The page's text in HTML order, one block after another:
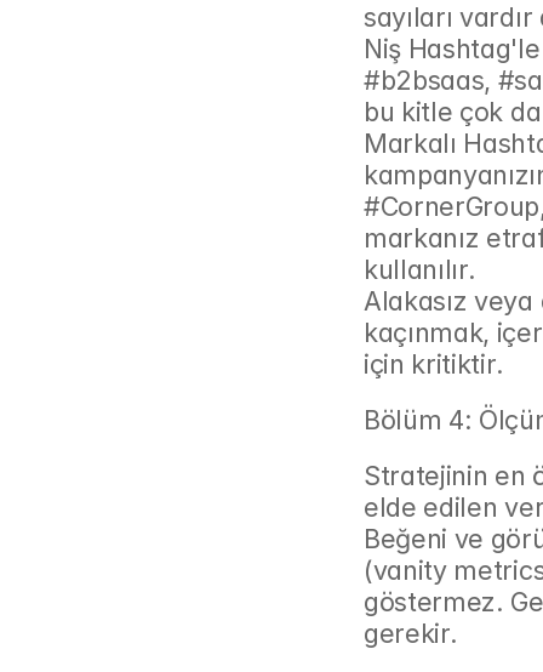
sayıları
Niş
#b2bsaas,
bu kitle çok
Markalı
markanız
kullanılır.
Alakasız
kaçınmak,
için kritiktir.
Bölüm 4:
Stratejinin en
elde edilen
Beğeni ve
(vanity
göstermez.
gerekir.